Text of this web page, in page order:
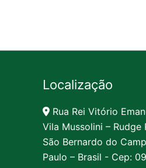
Localização
Rua Rei Vitório
Vila Mussolini – Rudge
São Bernardo do
Paulo – Brasil - Cep: